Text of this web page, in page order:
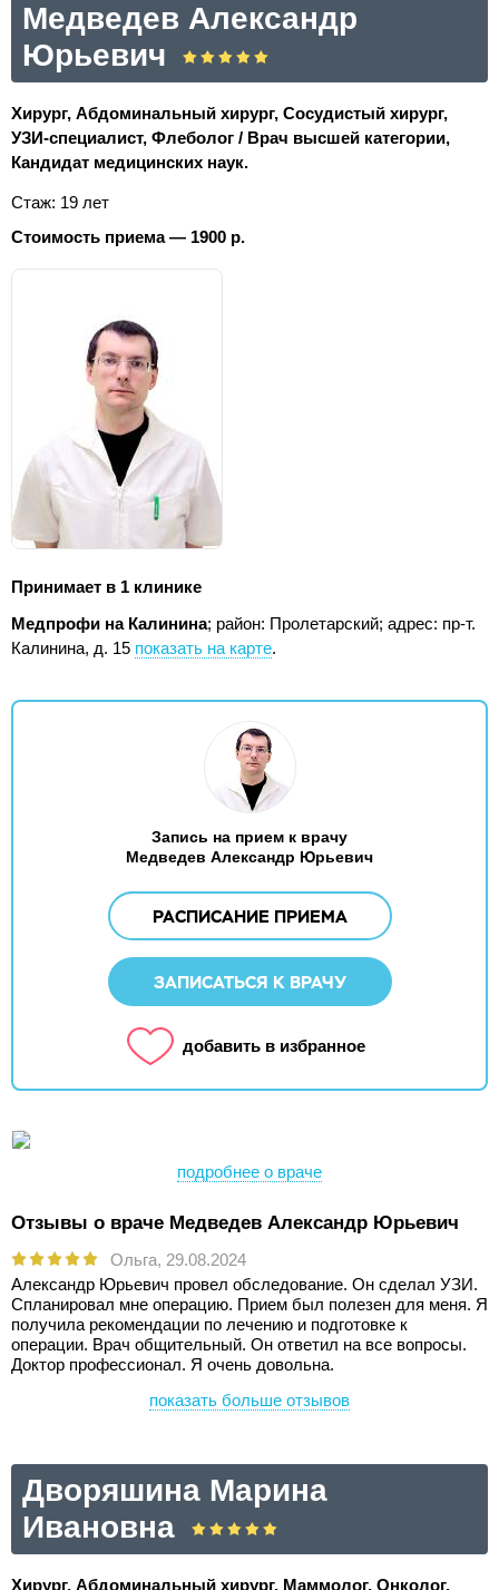
Медведев Александр
Юрьевич
Хирург, Абдоминальный хирург, Сосудистый хирург,
УЗИ-специалист, Флеболог / Врач высшей категории,
Кандидат медицинских наук.
Стаж: 19 лет
Стоимость приема — 1900 р.
Принимает в 1 клинике
Медпрофи на Калинина; район: Пролетарский; адрес: пр-т.
Калинина, д. 15 показать на карте.
Запись на прием к врачу
Медведев Александр Юрьевич
РАСПИСАНИЕ ПРИЕМА
ЗАПИСАТЬСЯ К ВРАЧУ
добавить в избранное
подробнее о враче
Отзывы о враче Медведев Александр Юрьевич
Ольга, 29.08.2024
Александр Юрьевич провел обследование. Он сделал УЗИ.
Спланировал мне операцию. Прием был полезен для меня. Я
получила рекомендации по лечению и подготовке к
операции. Врач общительный. Он ответил на все вопросы.
Доктор профессионал. Я очень довольна.
показать больше отзывов
Дворяшина Марина
Ивановна
Хирург, Абдоминальный хирург, Маммолог, Онколог,